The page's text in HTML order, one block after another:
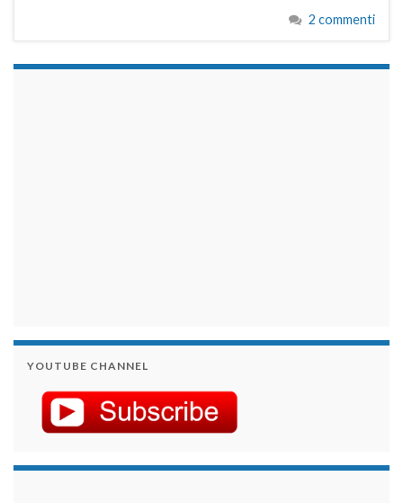
2 commenti
YOUTUBE CHANNEL